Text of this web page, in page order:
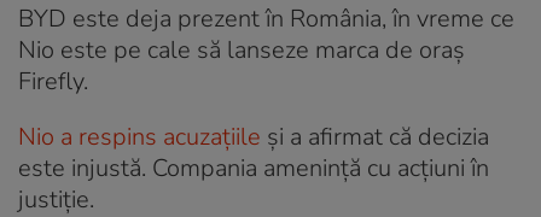
BYD este deja prezent în România, în vreme ce
Nio este pe cale să lanseze marca de oraș
Firefly.
Nio a respins acuzațiile și a afirmat că decizia
este injustă. Compania amenință cu acțiuni în
justiție.